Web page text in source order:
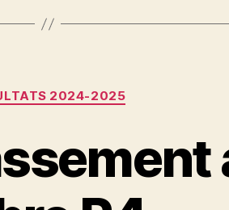
Catégories
2024-2025